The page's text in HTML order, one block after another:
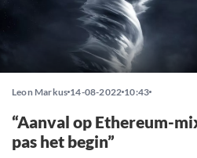
Leon Markus 14-08-2022 10:43
“Aanval op Ethereum-
pas het begin”